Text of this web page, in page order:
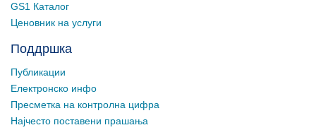
GS1 Каталог
Ценовник на услуги
Поддршка
Публикации
Електронско инфо
Пресметка на контролна цифра
Најчесто поставени прашања